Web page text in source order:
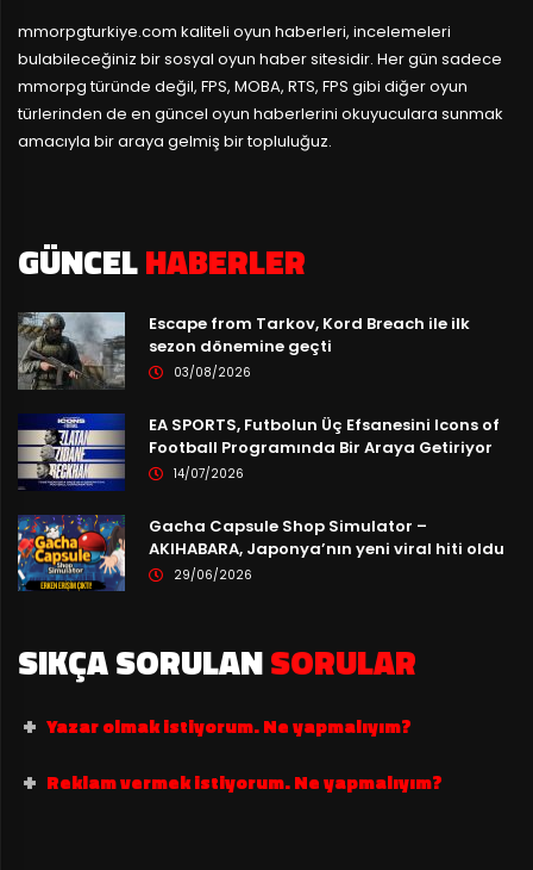
mmorpgturkiye.com kaliteli oyun haberleri, incelemeleri
bulabileceğiniz bir sosyal oyun haber sitesidir. Her gün sadece
mmorpg türünde değil, FPS, MOBA, RTS, FPS gibi diğer oyun
türlerinden de en güncel oyun haberlerini okuyuculara sunmak
amacıyla bir araya gelmiş bir topluluğuz.
GÜNCELHABERLER
Escape from Tarkov, Kord Breach ile ilk
sezon dönemine geçti
03/08/2026
EA SPORTS, Futbolun Üç Efsanesini Icons of
Football Programında Bir Araya Getiriyor
14/07/2026
Gacha Capsule Shop Simulator –
AKIHABARA, Japonya’nın yeni viral hiti oldu
29/06/2026
SIKÇA SORULANSORULAR
Yazar olmak istiyorum. Ne yapmalıyım?
Reklam vermek istiyorum. Ne yapmalıyım?